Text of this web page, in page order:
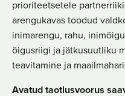
prioriteetsetele
arengukavas toodud
inimarengu, rahu,
õigusriigi ja jätkusuutliku
teavitamine ja
Avatud taotlusvoorus